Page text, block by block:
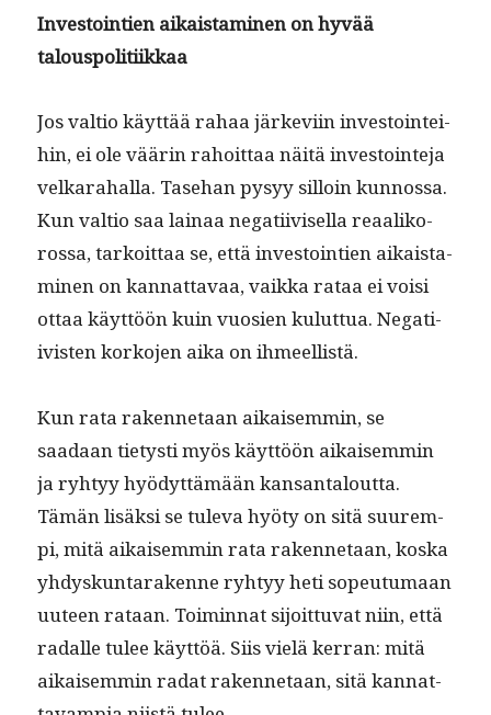
Investoin­tien aikaist­a­mi­nen on hyvää
talouspolitiikkaa
Jos val­tio käyt­tää rahaa järke­vi­in investoin­tei­
hin, ei ole väärin rahoit­taa näitä investoin­te­ja
velka­ra­hal­la. Tase­han pysyy sil­loin kun­nos­sa.
Kun val­tio saa lainaa negati­ivisel­la reaa­liko­
rossa, tarkoit­taa se, että investoin­tien aikaist­a­
mi­nen on kan­nat­tavaa, vaik­ka rataa ei voisi
ottaa käyt­töön kuin vuosien kulut­tua. Negati­
ivis­ten korko­jen aika on ihmeellistä.
Kun rata raken­netaan aikaisem­min, se
saadaan tietysti myös käyt­töön aikaisem­min
ja ryhtyy hyödyt­tämään kansan­talout­ta.
Tämän lisäk­si se tule­va hyö­ty on sitä suurem­
pi, mitä aikaisem­min rata raken­netaan, kos­ka
yhdyskun­tarakenne ryhtyy heti sopeu­tu­maan
uuteen rataan. Toimin­nat sijoit­tuvat niin, että
radalle tulee käyt­töä. Siis vielä ker­ran: mitä
aikaisem­min radat raken­netaan, sitä kan­nat­